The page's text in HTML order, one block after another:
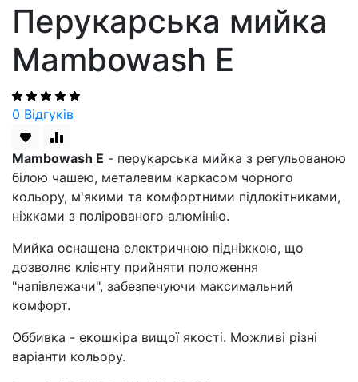
Перукарська мийка
Mambowash E
0 Відгуків
Mambowash E - перукарська мийка з регульованою
білою чашею, металевим каркасом чорного
кольору, м'якими та комфортними підлокітниками,
ніжками з полірованого алюмінію.
Мийка оснащена електричною підніжкою, що
дозволяє клієнту прийняти положення
"напівлежачи", забезпечуючи максимальний
комфорт.
Оббивка - екошкіра вищої якості. Можливі різні
варіанти кольору.